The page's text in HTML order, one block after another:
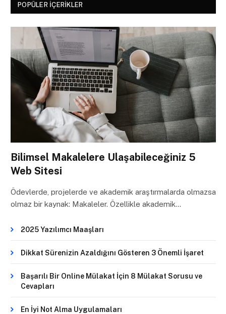
POPÜLER İÇERIKLER
Bilimsel Makalelere Ulaşabileceğiniz 5
Web Sitesi
Ödevlerde, projelerde ve akademik araştırmalarda olmazsa
olmaz bir kaynak: Makaleler. Özellikle akademik…
2025 Yazılımcı Maaşları
Dikkat Sürenizin Azaldığını Gösteren 3 Önemli İşaret
Başarılı Bir Online Mülakat İçin 8 Mülakat Sorusu ve
Cevapları
En İyi Not Alma Uygulamaları